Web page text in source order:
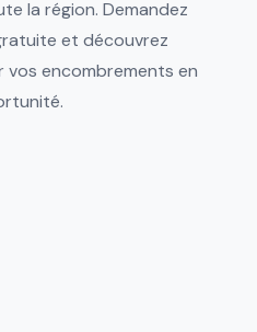
la région. Demandez
et découvrez
encombrements en